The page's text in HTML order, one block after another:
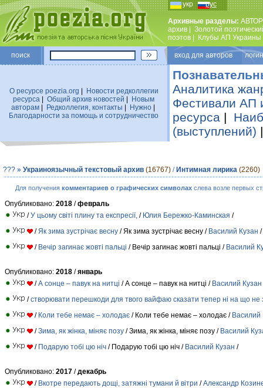
укр рус
Архивные разделы:
архив
Золотой
поэтов
Клубы АП Украины
поиск вход для авторов
О ресурсе poezia.org
Новости редколлегии
ресурса
Общий архив новостей
Новым
авторам| Редколлегия, контакты Нужно|
Благодарности за помощь и сотрудничество
Аналитика
Фестивали АП
ресурса |
(выступлений)
??? » Украиноязычный текстовый архив (16767) / Интимная лирика (2260)
Для получения комментариев о графических символахслева возле первых
Опубликовано: 2018 /февраль
/У цьому світі плину та експресії, / Юлия Бережко-Каминская /
/ Як зима зустрічає весну / Як зима зустрічає весну / Василий Кузан /
/ Вечір загинає жовті пальці / Вечір загинає жовті пальці / Василий
Опубликовано: 2018 /январь
/А сонце – павук на нитці / А сонце – павук на нитці / Василий Кузан
/створювати перешкоди для твого вайфаю сказати тепер ні на що не
/ Коли тебе немає – холодає / Коли тебе немає – холодає / Василий
/Зима, як жінка, міняє позу / Зима, як жінка, міняє позу / Василий
/ Подарую тобі цю ніч / Подарую тобі цю ніч / Василий Кузан /
Опубликовано: 2017 /декабрь
/ Вкотре передають дощі, затяжні тумани й вітри /Александр